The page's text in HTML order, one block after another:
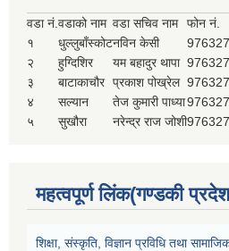
वडा नं. वडाको नाम वडा सचिव नाम
फोन नं.
१
धुल्लुबाँस्कोटनविन केसी
२
हुग्दिशिर यम बहादुर थापा
३
बाटाकाचौर प्रकाश पोख्रेल
४
सल्यान तेज कुमारी पाध्या
५
सुखौरा नरेन्द्र राज जोशी
महत्वपूर्ण लिंक(गण्डकी
शिक्षा, संस्कृति, विज्ञान प्रविधि तथा